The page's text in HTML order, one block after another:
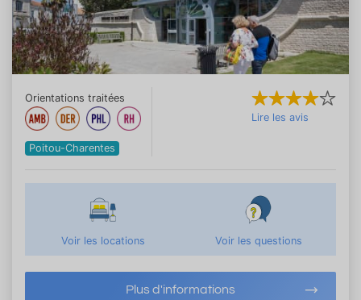
Orientations traitées
Poitou-Charentes
Lire les avis
Voir les locations Voir les questions
Plus d'informations